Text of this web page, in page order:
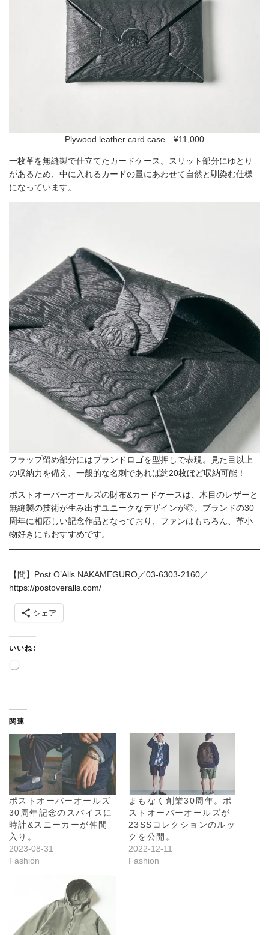
Plywood leather card case ¥11,000
一枚革を無縫製で仕立てたカードケース。スリット部分にゆとり
があるため、中に入れるカードの量にあわせて自然と馴染む仕様
になっています。
フラップ留め部分にはブランドロゴを型押しで表現。見た目以上
の収納力を備え、一般的な名刺であれば約20枚ぼど収納可能！
ポストオーバーオールズの財布&カードケースは、木目のレザーと
無縫製の技術が生み出すユニークなデザインが◎。ブランドの30
周年に相応しい記念作品となっており、ファンはもちろん、革小
物好きにもおすすめです。
【問】Post OʼAlls NAKAMEGURO／03-6303-2160／
https://postoveralls.com/
シェア
いいね:
中
関連
ポストオーバーオールズ
30周年記念のスパイスに
時計&スニーカーが仲間
入り。
2023-08-31
Fashion
まもなく創業30周年。ポ
ストオーバーオールズが
23SSコレクションのルッ
クを公開。
2022-12-11
Fashion